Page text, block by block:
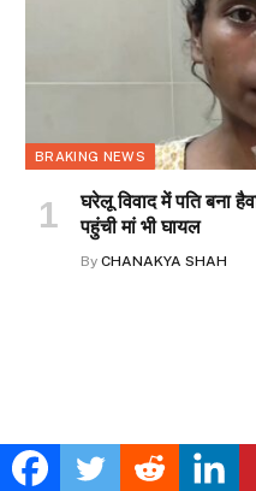
BRAKING NEWS
घरेलू विवाद में पति बना
पहुंची मां भी घायल
By CHANAKYA SHAH